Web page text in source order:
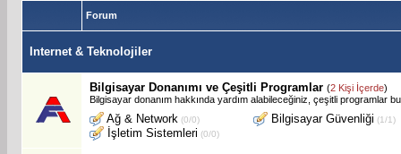
Forum
Internet & Teknolojiler
Bilgisayar Donanımı ve Çeşitli Programlar (2 Kişi İçerde)
Bilgisayar donanım hakkında yardım alabileceğiniz, çeşitli programlar
Ağ & Network (0/0) Bilgisayar Güvenliği (1/1)
İşletim Sistemleri (0/0)